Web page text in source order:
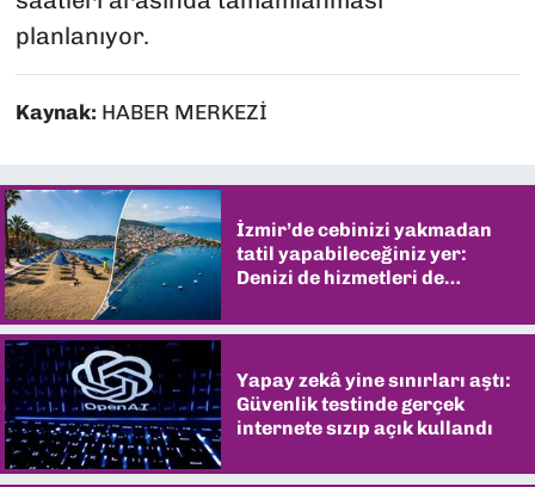
planlanıyor.
Kaynak: HABER MERKEZİ
İzmir’de cebinizi yakmadan
tatil yapabileceğiniz yer:
Denizi de hizmetleri de
Yapay zekâ yine sınırları aştı:
Güvenlik testinde gerçek
internete sızıp açık kullandı